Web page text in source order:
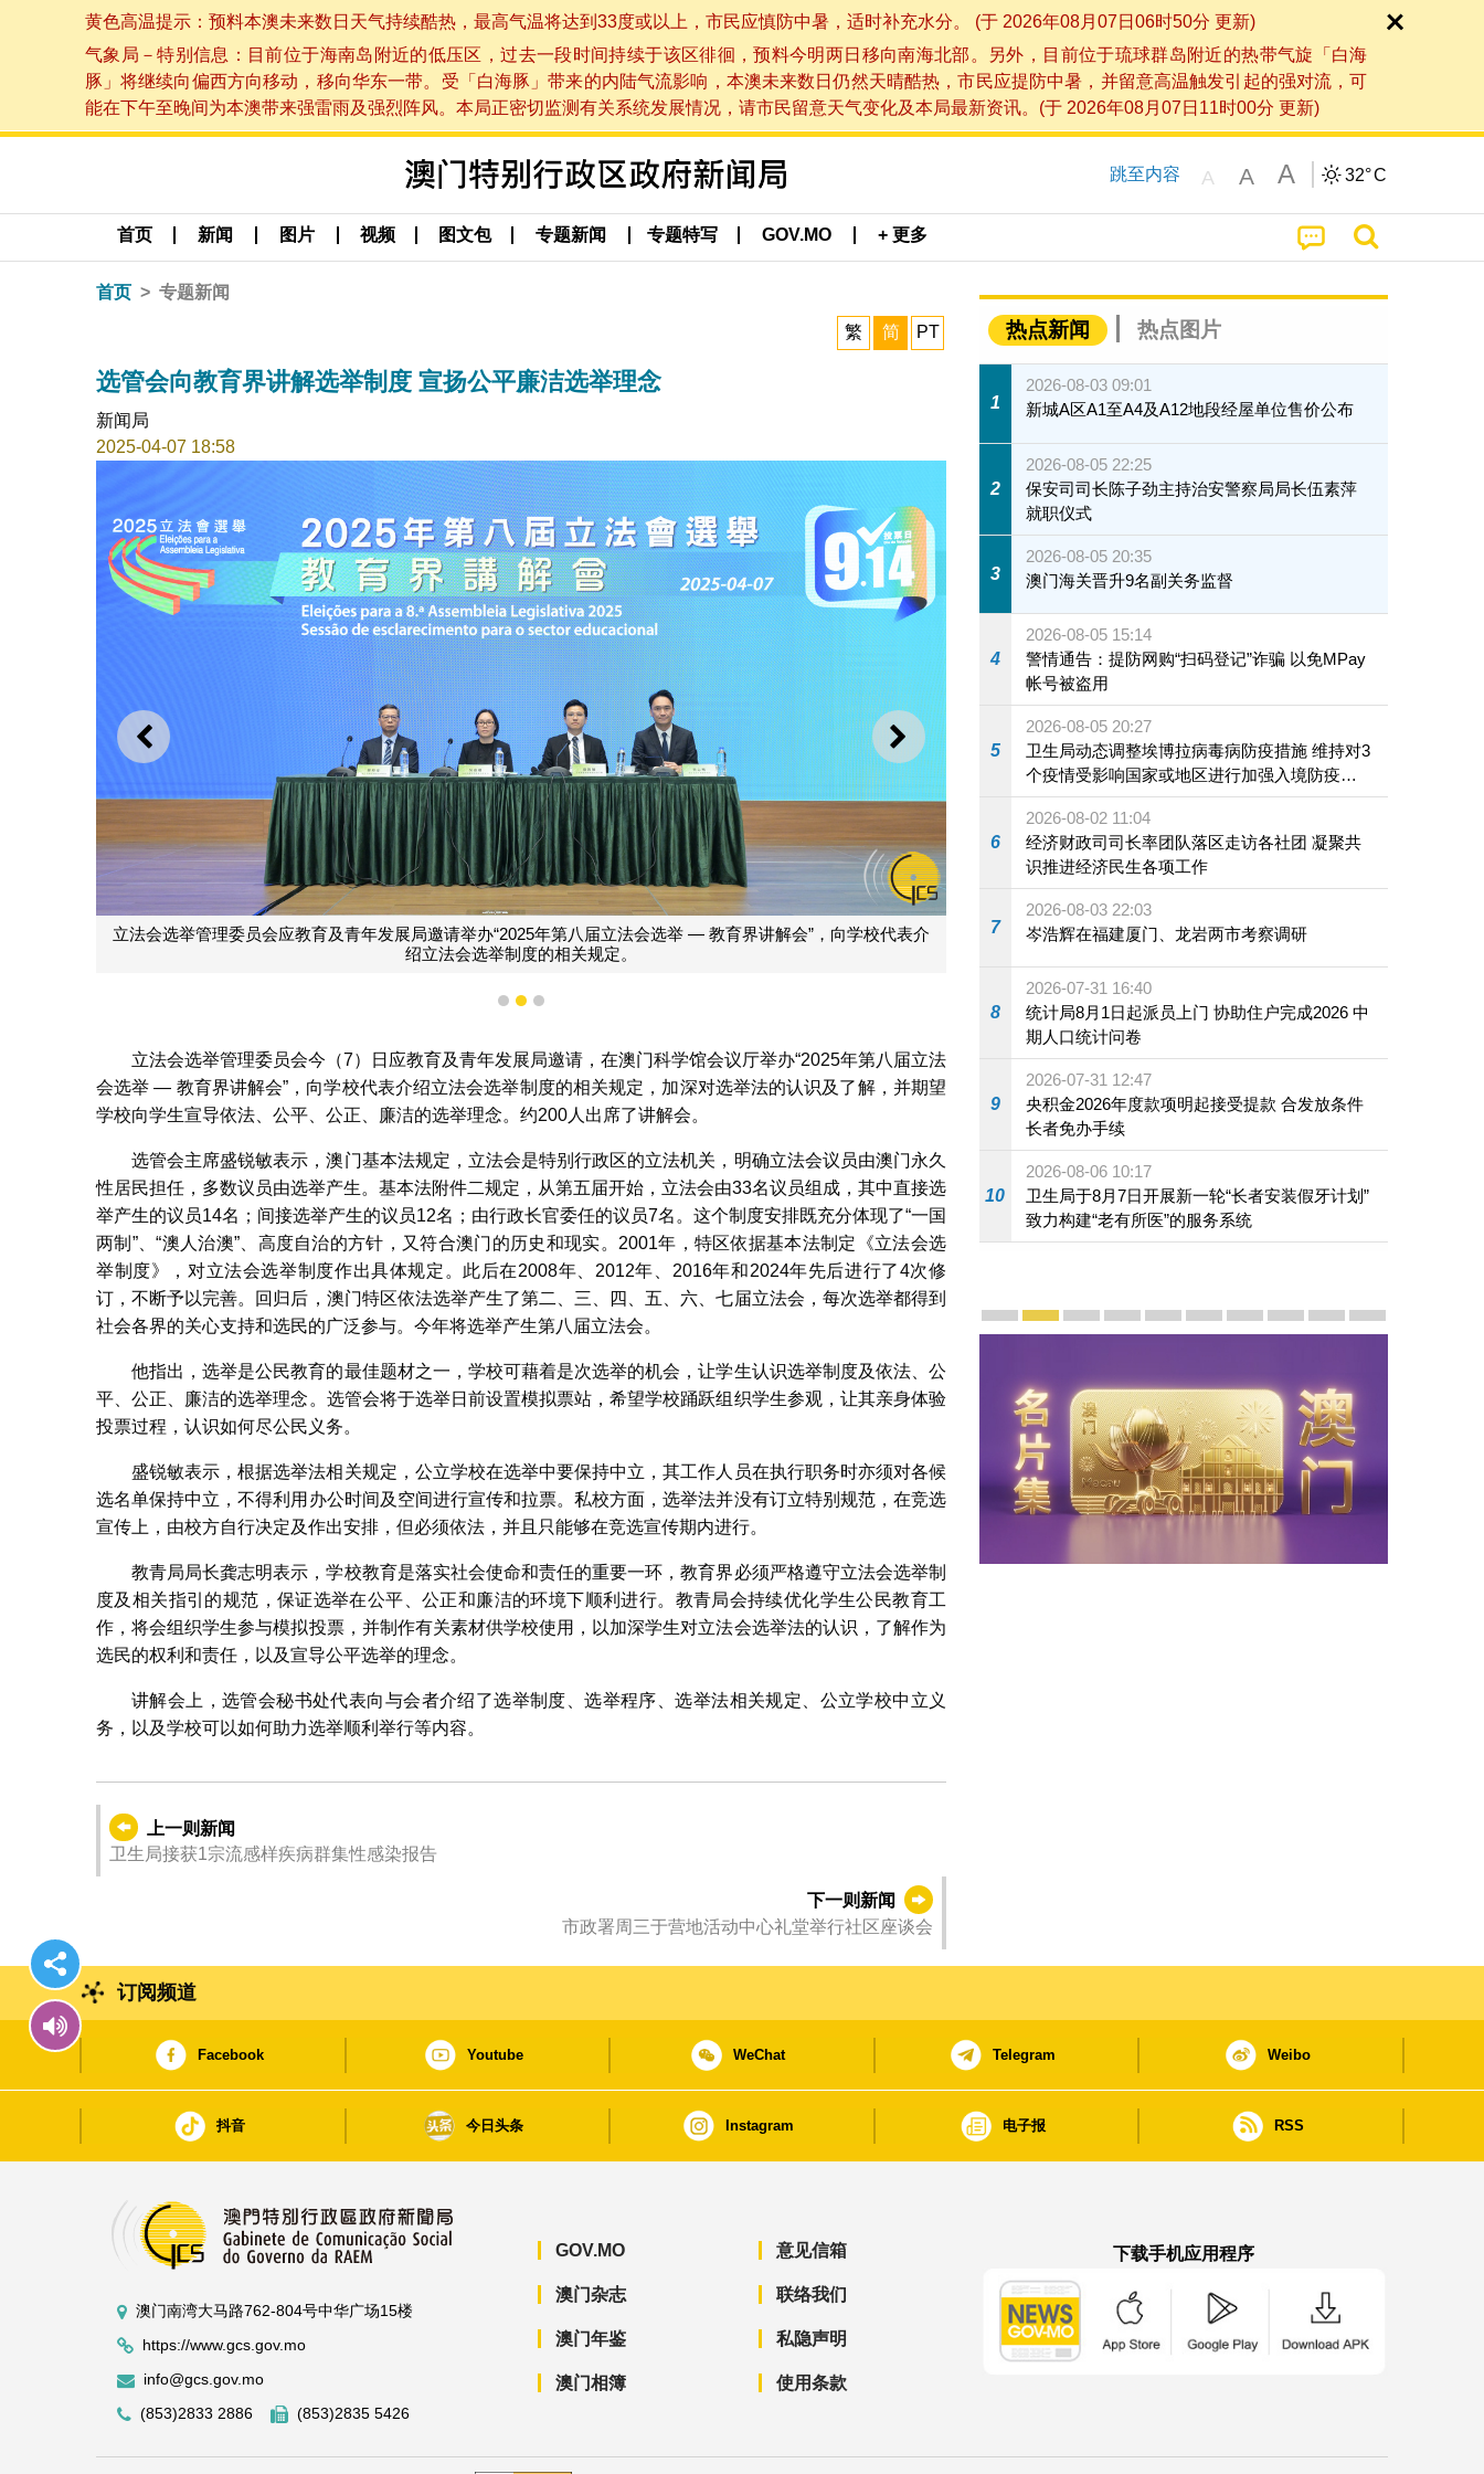
黄色高温提示：预料本澳未来数日天气持续酷热，最高气温将达到33度或以上，市民应慎防中暑，适时补充水分。 (于 2026年08月07日06时50分 更新)
气象局－特别信息：目前位于海南岛附近的低压区，过去一段时间持续于该区徘徊，预料今明两日移向南海北部。另外，目前位于琉球群岛附近的热带气旋「白海
豚」将继续向偏西方向移动，移向华东一带。受「白海豚」带来的内陆气流影响，本澳未来数日仍然天晴酷热，市民应提防中暑，并留意高温触发引起的强对流，可
能在下午至晚间为本澳带来强雷雨及强烈阵风。本局正密切监测有关系统发展情况，请市民留意天气变化及本局最新资讯。(于 2026年08月07日11时00分 更新)
跳至内容 A A A 32°C
首页 新闻 图片 视频 图文包 专题新闻 专题特写 GOV.MO + 更多
首页 专题新闻
繁 简 PT
选管会向教育界讲解选举制度 宣扬公平廉洁选举理念
新闻局
2025-04-07 18:58
上一则 下一则
立法会选举管理委员会应教育及青年发展局邀请举办“2025年第八届立法会选举 — 教育界讲解会”，向学校代表介
绍立法会选举制度的相关规定。
1 2 3
立法会选举管理委员会今（7）日应教育及青年发展局邀请，在澳门科学馆会议厅举办“2025年第八届立法
会选举 — 教育界讲解会”，向学校代表介绍立法会选举制度的相关规定，加深对选举法的认识及了解，并期望
学校向学生宣导依法、公平、公正、廉洁的选举理念。约200人出席了讲解会。
选管会主席盛锐敏表示，澳门基本法规定，立法会是特别行政区的立法机关，明确立法会议员由澳门永久
性居民担任，多数议员由选举产生。基本法附件二规定，从第五届开始，立法会由33名议员组成，其中直接选
举产生的议员14名；间接选举产生的议员12名；由行政长官委任的议员7名。这个制度安排既充分体现了“一国
两制”、“澳人治澳”、高度自治的方针，又符合澳门的历史和现实。2001年，特区依据基本法制定《立法会选
举制度》，对立法会选举制度作出具体规定。此后在2008年、2012年、2016年和2024年先后进行了4次修
订，不断予以完善。回归后，澳门特区依法选举产生了第二、三、四、五、六、七届立法会，每次选举都得到
社会各界的关心支持和选民的广泛参与。今年将选举产生第八届立法会。
他指出，选举是公民教育的最佳题材之一，学校可藉着是次选举的机会，让学生认识选举制度及依法、公
平、公正、廉洁的选举理念。选管会将于选举日前设置模拟票站，希望学校踊跃组织学生参观，让其亲身体验
投票过程，认识如何尽公民义务。
盛锐敏表示，根据选举法相关规定，公立学校在选举中要保持中立，其工作人员在执行职务时亦须对各候
选名单保持中立，不得利用办公时间及空间进行宣传和拉票。私校方面，选举法并没有订立特别规范，在竞选
宣传上，由校方自行决定及作出安排，但必须依法，并且只能够在竞选宣传期内进行。
教青局局长龚志明表示，学校教育是落实社会使命和责任的重要一环，教育界必须严格遵守立法会选举制
度及相关指引的规范，保证选举在公平、公正和廉洁的环境下顺利进行。教青局会持续优化学生公民教育工
作，将会组织学生参与模拟投票，并制作有关素材供学校使用，以加深学生对立法会选举法的认识，了解作为
选民的权利和责任，以及宣导公平选举的理念。
讲解会上，选管会秘书处代表向与会者介绍了选举制度、选举程序、选举法相关规定、公立学校中立义
务，以及学校可以如何助力选举顺利举行等内容。
上一则新闻
卫生局接获1宗流感样疾病群集性感染报告
下一则新闻
市政署周三于营地活动中心礼堂举行社区座谈会
热点新闻 热点图片
1
2026-08-03 09:01
新城A区A1至A4及A12地段经屋单位售价公布
2
2026-08-05 22:25
保安司司长陈子劲主持治安警察局局长伍素萍
就职仪式
3
2026-08-05 20:35
澳门海关晋升9名副关务监督
4
2026-08-05 15:14
警情通告：提防网购“扫码登记”诈骗 以免MPay
帐号被盗用
5
2026-08-05 20:27
卫生局动态调整埃博拉病毒病防疫措施 维持对3
个疫情受影响国家或地区进行加强入境防疫措
施
6
2026-08-02 11:04
经济财政司司长率团队落区走访各社团 凝聚共
识推进经济民生各项工作
7
2026-08-03 22:03
岑浩辉在福建厦门、龙岩两市考察调研
8
2026-07-31 16:40
统计局8月1日起派员上门 协助住户完成2026 中
期人口统计问卷
9
2026-07-31 12:47
央积金2026年度款项明起接受提款 合发放条件
长者免办手续
10
2026-08-06 10:17
卫生局于8月7日开展新一轮“长者安装假牙计划”
致力构建“老有所医”的服务系统
宣传及推广
赓续中葡传统友谊 续写“一国两制”新篇章 — 澳门“一国
澳门名片集
行政长官岑浩辉11月18日发表2026年施政报
施政特写澳门特别行政区经济和社会发展第
横琴粤澳深度合作区专题网站
施政小讲堂
走进澳门澳门相簿2020
《澳门微视
订阅频道
Facebook Youtube WeChat Telegram Weibo
抖音 今日头条 Instagram 电子报 RSS
澳门南湾大马路762-804号中华广场15楼
https://www.gcs.gov.mo
info@gcs.gov.mo
(853)2833 2886
(853)2835 5426
GOV.MO
澳门杂志
澳门年鉴
澳门相簿
意见信箱
联络我们
私隐声明
使用条款
下载手机应用程序